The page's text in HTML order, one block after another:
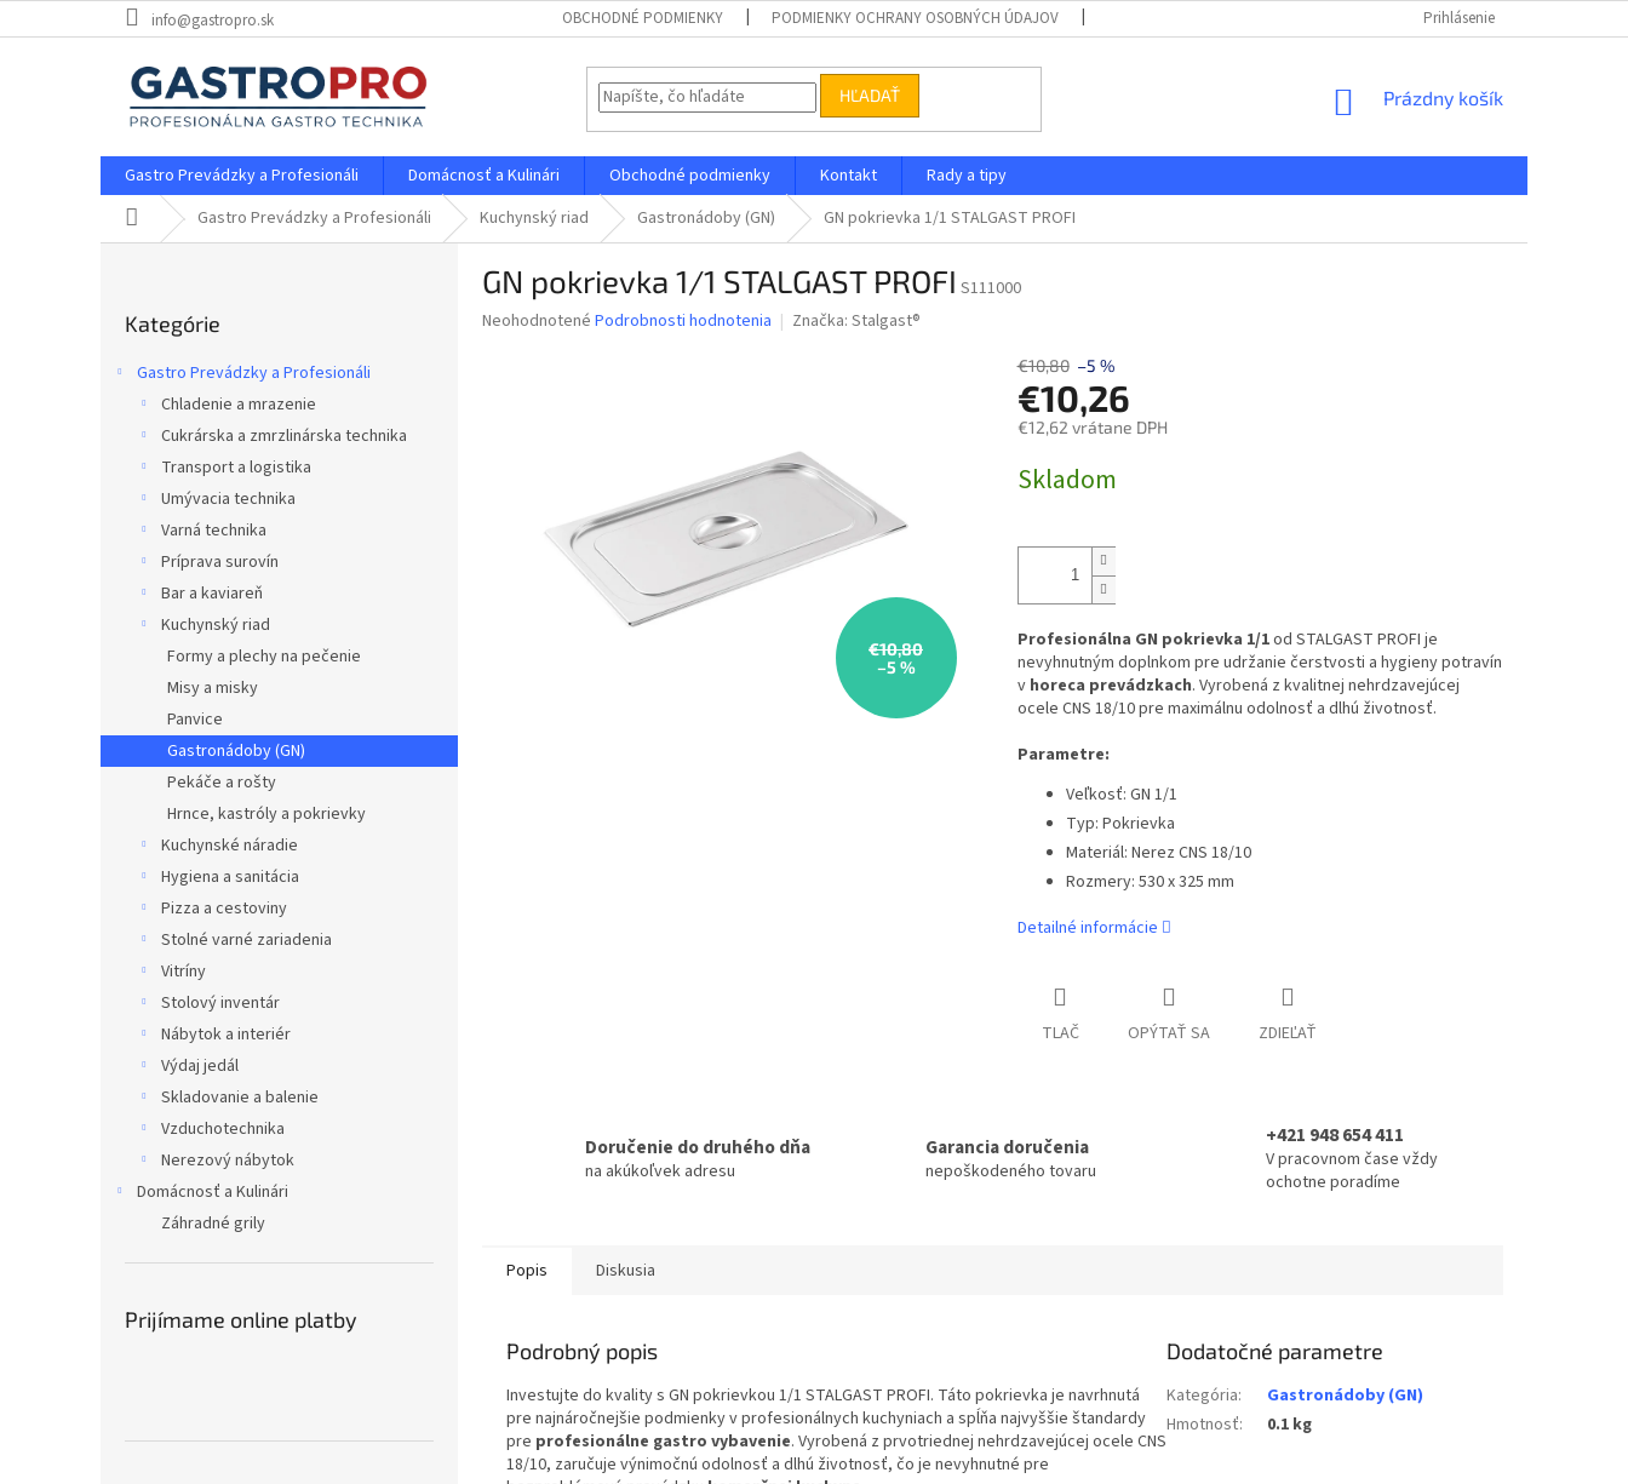
na
info@gastropro.sk OBCHODNÉ PODMIENKY PODMIENKY OCHRANY OSOBNÝCH ÚDAJOV DOPRAVA A PLATBA
Prihlásenie
HĽADAŤ
NÁKUPNÝ
Prázdny košík
Gastro Prevádzky a Profesionáli Domácnosť a Kulinári Obchodné podmienky Kontakt
Rady a tipy
Domov Gastro Prevádzky a Profesionáli Kuchynský riad Gastronádoby (GN) GN pokrievka 1/1 STALGAST PROFI
kategórie
Kategórie
Gastro Prevádzky a Profesionáli
Chladenie a mrazenie
Cukrárska a zmrzlinárska technika
Transport a logistika
Umývacia technika
Varná technika
Príprava surovín
Bar a kaviareň
Kuchynský riad
Formy a plechy na pečenie
Misy a misky
Panvice
Gastronádoby (GN)
Pekáče a rošty
Hrnce, kastróly a pokrievky
Kuchynské náradie
Hygiena a sanitácia
Pizza a cestoviny
Stolné varné zariadenia
Vitríny
Stolový inventár
Nábytok a interiér
Výdaj jedál
Skladovanie a balenie
Vzduchotechnika
Nerezový nábytok
Domácnosť a Kulinári
Záhradné grily
Prijímame online platby
GN pokrievka 1/1 STALGAST PROFI S111000
Priemerné
Neohodnotené Podrobnosti hodnotenia Značka: Stalgast®
€10,80
–5 %
€10,80 –5 %
€10,26
€12,62 vrátane DPH
cena:
Skladom
Profesionálna GN pokrievka 1/1od STALGAST PROFI je
nevyhnutným doplnkom pre udržanie čerstvosti a hygieny potravín
v horeca prevádzkach. Vyrobená z kvalitnej nehrdzavejúcej
ocele CNS 18/10 pre maximálnu odolnosť a dlhú životnosť.
Parametre:
Veľkosť: GN 1/1
Typ: Pokrievka
Materiál: Nerez CNS 18/10
Rozmery: 530 x 325 mm
Detailné informácie
TLAČ OPÝTAŤ SA ZDIEĽAŤ
Doručenie do druhého dňa
na akúkoľvek adresu
Garancia doručenia
nepoškodeného tovaru
+421 948 654 411
V pracovnom čase vždy
ochotne poradíme
Popis Diskusia
Podrobný popis
Investujte do kvality s GN pokrievkou 1/1 STALGAST PROFI. Táto pokrievka je navrhnutá
pre najnáročnejšie podmienky v profesionálnych kuchyniach a spĺňa najvyššie štandardy
pre profesionálne gastro vybavenie. Vyrobená z prvotriednej nehrdzavejúcej ocele CNS
18/10, zaručuje výnimočnú odolnosť a dlhú životnosť, čo je nevyhnutné pre
Dodatočné parametre
Kategória:
Gastronádoby (GN)
Hmotnosť: 0.1 kg